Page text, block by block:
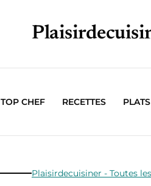
TOP CHEF RECETTES PLATS
Plaisirdecuisiner - Toutes